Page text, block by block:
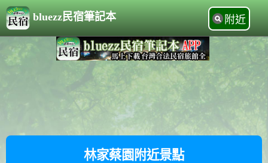
bluezz民宿筆記本 附近
林家蔡園附近景點